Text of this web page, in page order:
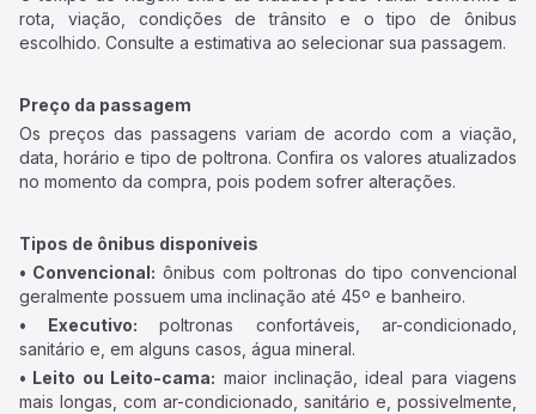
rota, viação, condições de trânsito e o tipo de ônibus
escolhido. Consulte a estimativa ao selecionar sua passagem.
Preço da passagem
Os preços das passagens variam de acordo com a viação,
data, horário e tipo de poltrona. Confira os valores atualizados
no momento da compra, pois podem sofrer alterações.
Tipos de ônibus disponíveis
• Convencional: ônibus com poltronas do tipo convencional
geralmente possuem uma inclinação até 45º e banheiro.
• Executivo: poltronas confortáveis, ar-condicionado,
sanitário e, em alguns casos, água mineral.
• Leito ou Leito-cama: maior inclinação, ideal para viagens
mais longas, com ar-condicionado, sanitário e, possivelmente,